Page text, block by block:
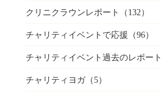
クリニクラウンレポート （132）
チャリティイベントで応援 （96）
チャリティイベント過去のレポート
チャリティヨガ（5）